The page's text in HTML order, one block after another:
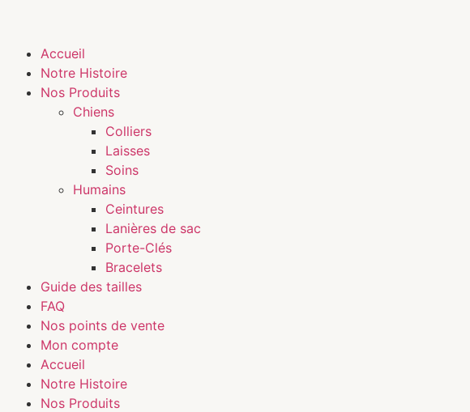
Accueil
Notre Histoire
Nos Produits
Chiens
Colliers
Laisses
Soins
Humains
Ceintures
Lanières de sac
Porte-Clés
Bracelets
Guide des tailles
FAQ
Nos points de vente
Mon compte
Accueil
Notre Histoire
Nos Produits